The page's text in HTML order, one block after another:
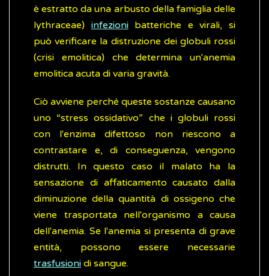
è estratto da una arbusto della famiglia delle
lythraceae) infezionibatteriche e virali, si
può verificare la distruzione dei globuli rossi
(crisi emolitica) che determina un'anemia
emolitica acuta di varia gravità.
Ciò avviene perché queste sostanze causano
uno “stress ossidativo” che i globuli rossi
con l'enzima difettoso non riescono a
contrastare e, di conseguenza, vengono
distrutti. In questo caso il malato ha la
sensazione di affaticamento causato dalla
diminuzione della quantità di ossigeno che
viene trasportata nell'organismo a causa
dell'anemia. Se l'anemia si presenta di grave
entità, possono essere necessarie
trasfusioni di sangue.